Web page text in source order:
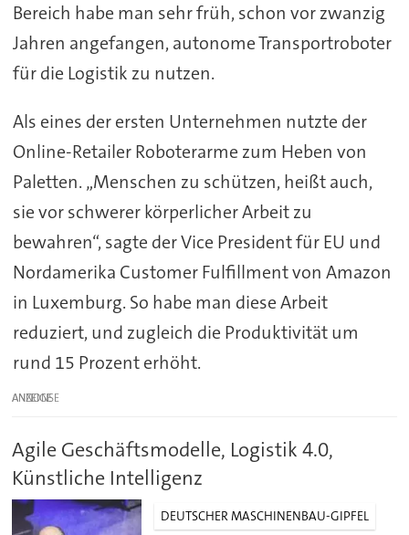
Bereich habe man sehr früh, schon vor zwanzig
Jahren angefangen, autonome Transportroboter
für die Logistik zu nutzen.
Als eines der ersten Unternehmen nutzte der
Online-Retailer Roboterarme zum Heben von
Paletten. „Menschen zu schützen, heißt auch,
sie vor schwerer körperlicher Arbeit zu
bewahren“, sagte der Vice President für EU und
Nordamerika Customer Fulfillment von Amazon
in Luxemburg. So habe man diese Arbeit
reduziert, und zugleich die Produktivität um
rund 15 Prozent erhöht.
ANZEIGE
Agile Geschäftsmodelle, Logistik 4.0,
Künstliche Intelligenz
DEUTSCHER MASCHINENBAU-GIPFEL